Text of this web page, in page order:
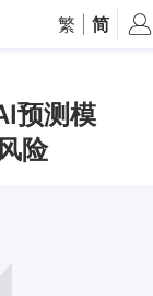
繁 简
预测模
险